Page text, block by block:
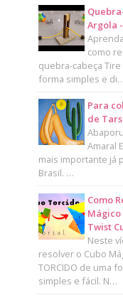
Argola
como
quebra-cabeça Tire
forma simples e
Para
de
Amaral
mais importante já
Brasil. …
Como
Mágico
Twist
Neste
resolver o Cubo
TORCIDO de uma
simples e fácil. N…